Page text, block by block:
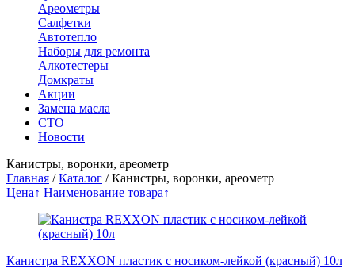
Ареометры
Салфетки
Автотепло
Наборы для ремонта
Алкотестеры
Домкраты
Акции
Замена масла
СТО
Новости
Канистры, воронки, ареометр
Главная /Каталог /Канистры, воронки, ареометр
Цена↑ Наименование товара↑
Канистра REXXON пластик с носиком-лейкой (красный) 10л